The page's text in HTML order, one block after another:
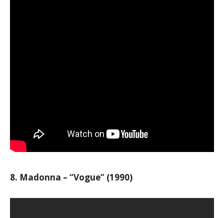
8. Madonna – “Vogue” (1990)